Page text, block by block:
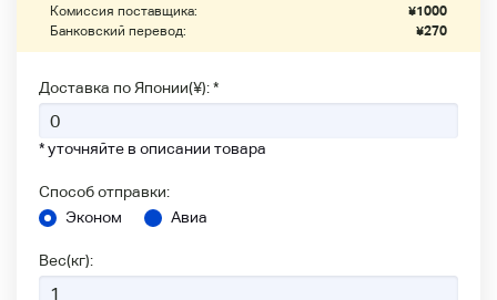
Комиссия поставщика: ¥1000
Банковский перевод:
¥270
Доставка по Японии(¥): *
* уточняйте в описании товара
Способ отправки:
Эконом
Авиа
Вес(кг):